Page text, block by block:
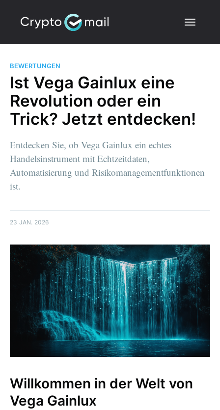
BEWERTUNGEN
Ist Vega Gainlux eine
Revolution oder ein
Trick? Jetzt entdecken!
Entdecken Sie, ob Vega Gainlux ein echtes
Handelsinstrument mit Echtzeitdaten,
Automatisierung und Risikomanagementfunktionen
ist.
23 JAN. 2026
Willkommen in der Welt von
Vega Gainlux